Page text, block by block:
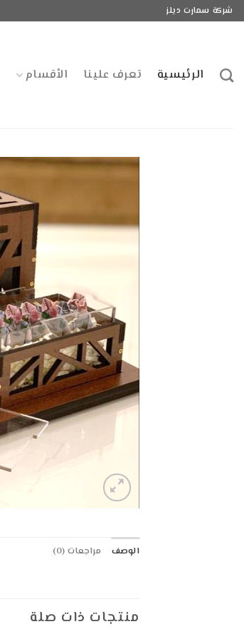
Skip
to
شركة سمارت ديلز
الرئيسية تعرف علينا الأقسام
الوصف مراجعات (0)
منتجات ذات صلة